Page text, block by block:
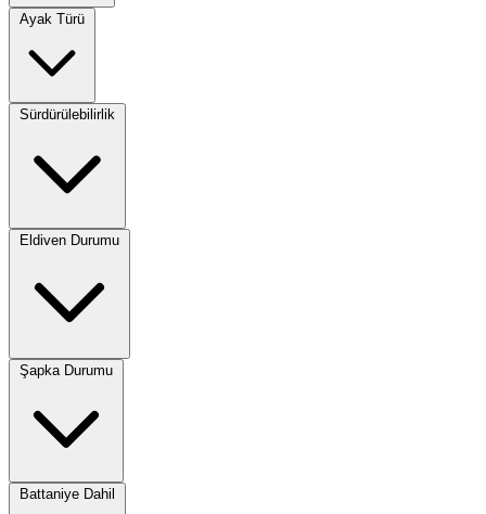
Ayak Türü
Sürdürülebilirlik
Eldiven Durumu
Şapka Durumu
Battaniye Dahil